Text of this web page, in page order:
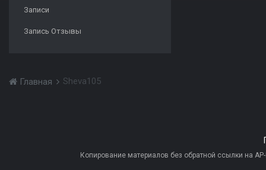
Записи
Запись Отзывы
Главная Sheva105
Копирование материалов без обратной ссылки на